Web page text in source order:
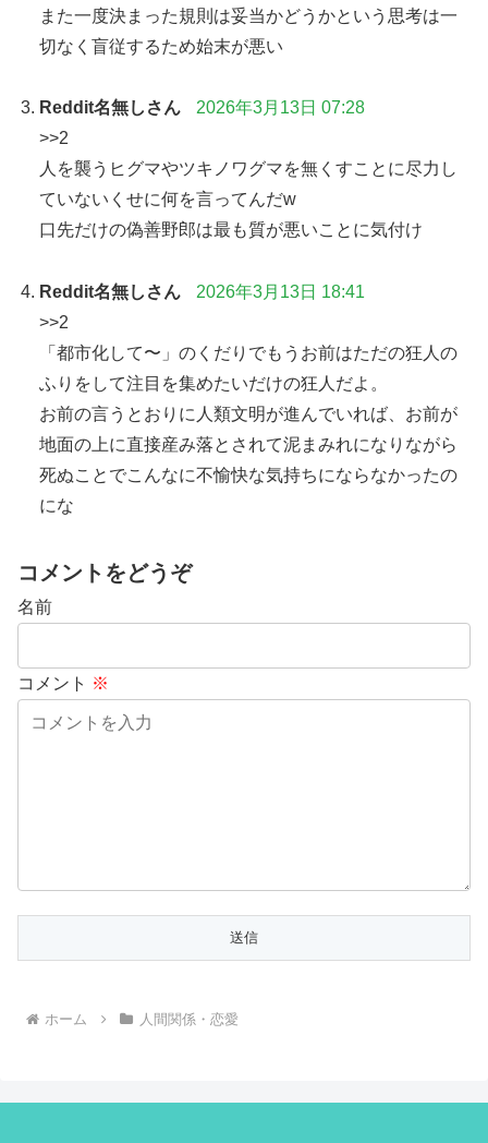
また一度決まった規則は妥当かどうかという思考は一
切なく盲従するため始末が悪い
Reddit名無しさん
2026年3月13日 07:28
>>2
人を襲うヒグマやツキノワグマを無くすことに尽力し
ていないくせに何を言ってんだw
口先だけの偽善野郎は最も質が悪いことに気付け
Reddit名無しさん
2026年3月13日 18:41
>>2
「都市化して〜」のくだりでもうお前はただの狂人の
ふりをして注目を集めたいだけの狂人だよ。
お前の言うとおりに人類文明が進んでいれば、お前が
地面の上に直接産み落とされて泥まみれになりながら
死ぬことでこんなに不愉快な気持ちにならなかったの
にな
コメントをどうぞ
名前
コメント ※
ホーム 人間関係・恋愛